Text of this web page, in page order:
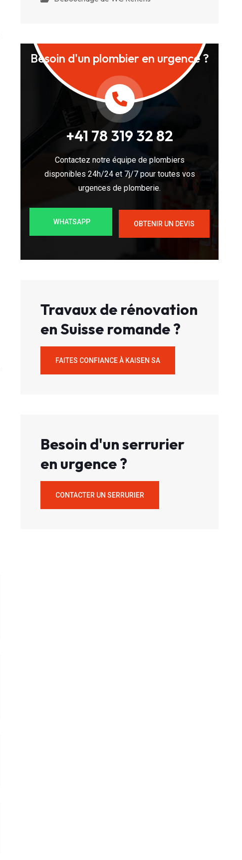
Besoin d'un plombier en urgence ?
+41 78 319 32 82
Contactez notre équipe de plombiers
disponibles 24h/24 et 7j/7 pour toutes vos
urgences de plomberie.
WHATSAPP OBTENIR UN DEVIS
Travaux de rénovation
en Suisse romande ?
FAITES CONFIANCE À KAISEN SA
Besoin d'un serrurier
en urgence ?
CONTACTER UN SERRURIER